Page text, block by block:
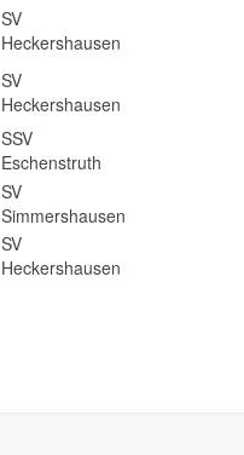
SV
Heckershausen
SV
Heckershausen
SSV
Eschenstruth
SV
Simmershausen
SV
Heckershausen